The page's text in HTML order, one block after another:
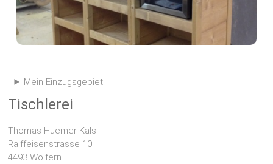
Mein Einzugsgebiet
Tischlerei
Thomas Huemer-Kals
Raiffeisenstrasse 10
4493 Wolfern